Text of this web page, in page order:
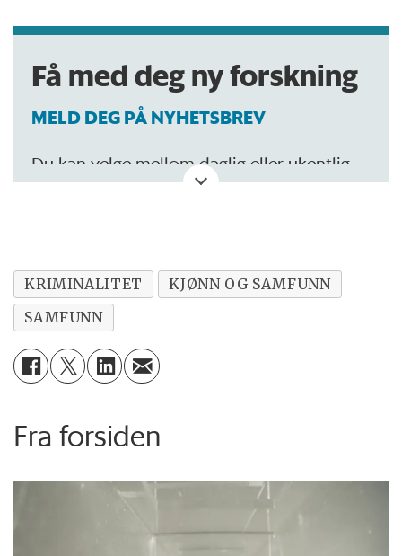
Få med deg ny forskning
MELD DEG PÅ NYHETSBREV
Du kan velge mellom daglig eller ukentlig
KRIMINALITET
KJØNN OG SAMFUNN
SAMFUNN
Fra forsiden